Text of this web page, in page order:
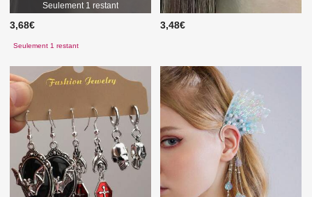
Seulement 1 restant
3,68€
Seulement 1 restant
3,48€